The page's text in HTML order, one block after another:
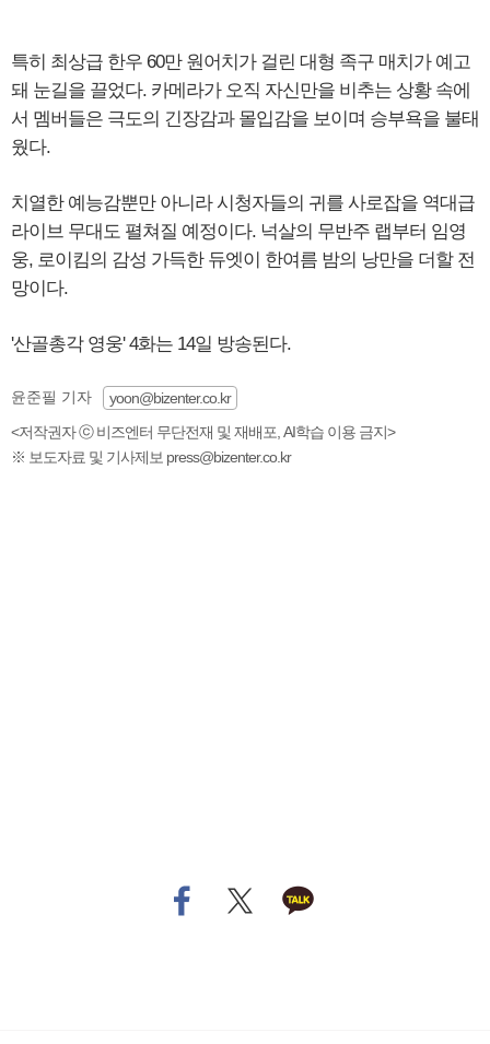
특히 최상급 한우 60만 원어치가 걸린 대형 족구 매치가 예고
돼 눈길을 끌었다. 카메라가 오직 자신만을 비추는 상황 속에
서 멤버들은 극도의 긴장감과 몰입감을 보이며 승부욕을 불태
웠다.
치열한 예능감뿐만 아니라 시청자들의 귀를 사로잡을 역대급
라이브 무대도 펼쳐질 예정이다. 넉살의 무반주 랩부터 임영
웅, 로이킴의 감성 가득한 듀엣이 한여름 밤의 낭만을 더할 전
망이다.
'산골총각 영웅' 4화는 14일 방송된다.
윤준필 기자
yoon@bizenter.co.kr
<저작권자 ⓒ 비즈엔터 무단전재 및 재배포, AI학습 이용 금지>
※ 보도자료 및 기사제보 press@bizenter.co.kr